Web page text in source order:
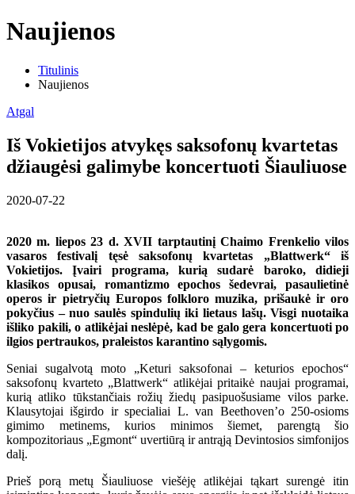
Naujienos
Titulinis
Naujienos
Atgal
Iš Vokietijos atvykęs saksofonų kvartetas
džiaugėsi galimybe koncertuoti Šiauliuose
2020-07-22
2020 m. liepos 23 d. XVII tarptautinį Chaimo Frenkelio vilos
vasaros festivalį tęsė saksofonų kvartetas „Blattwerk“ iš
Vokietijos. Įvairi programa, kurią sudarė baroko, didieji
klasikos opusai, romantizmo epochos šedevrai, pasaulietinė
operos ir pietryčių Europos folkloro muzika, prišaukė ir oro
pokyčius – nuo saulės spindulių iki lietaus lašų. Visgi nuotaika
išliko pakili, o atlikėjai neslėpė, kad be galo gera koncertuoti po
ilgios pertraukos, praleistos karantino sąlygomis.
Seniai sugalvotą moto „Keturi saksofonai – keturios epochos“
saksofonų kvarteto „Blattwerk“ atlikėjai pritaikė naujai programai,
kurią atliko tūkstančiais rožių žiedų pasipuošusiame vilos parke.
Klausytojai išgirdo ir specialiai L. van Beethovenʼo 250-osioms
gimimo metinems, kurios minimos šiemet, parengtą šio
kompozitoriaus „Egmont“ uvertiūrą ir antrąją Devintosios simfonijos
dalį.
Prieš porą metų Šiauliuose viešėję atlikėjai tąkart surengė itin